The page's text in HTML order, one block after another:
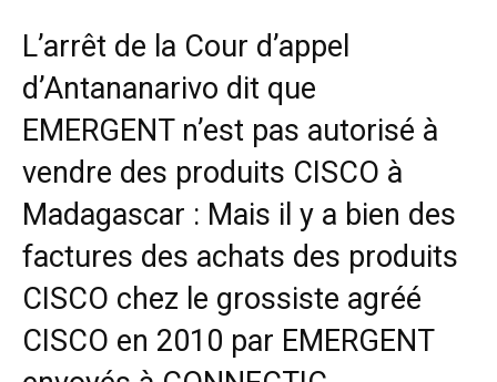
L’arrêt de la Cour d’appel
d’Antananarivo dit que
EMERGENT n’est pas autorisé à
vendre des produits CISCO à
Madagascar : Mais il y a bien des
factures des achats des produits
CISCO chez le grossiste agréé
CISCO en 2010 par EMERGENT